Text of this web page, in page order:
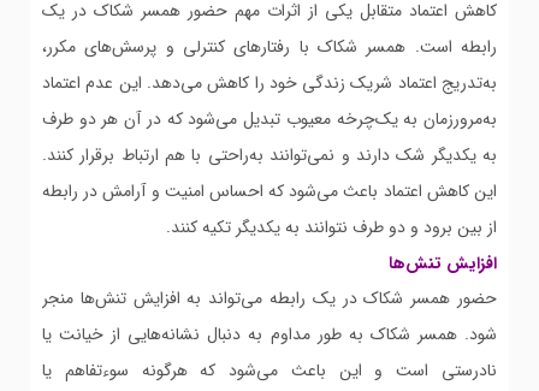
کاهش اعتماد متقابل یکی از اثرات مهم حضور همسر شکاک در یک
رابطه است. همسر شکاک با رفتارهای کنترلی و پرسش‌های مکرر،
به‌تدریج اعتماد شریک زندگی خود را کاهش می‌دهد. این عدم اعتماد
به‌مرورزمان به یک‌چرخه معیوب تبدیل می‌شود که در آن هر دو طرف
به یکدیگر شک دارند و نمی‌توانند به‌راحتی با هم ارتباط برقرار کنند.
این کاهش اعتماد باعث می‌شود که احساس امنیت و آرامش در رابطه
از بین برود و دو طرف نتوانند به یکدیگر تکیه کنند.
افزایش تنش‌ها
حضور همسر شکاک در یک رابطه می‌تواند به افزایش تنش‌ها منجر
شود. همسر شکاک به طور مداوم به دنبال نشانه‌هایی از خیانت یا
نادرستی است و این باعث می‌شود که هرگونه سوءتفاهم یا